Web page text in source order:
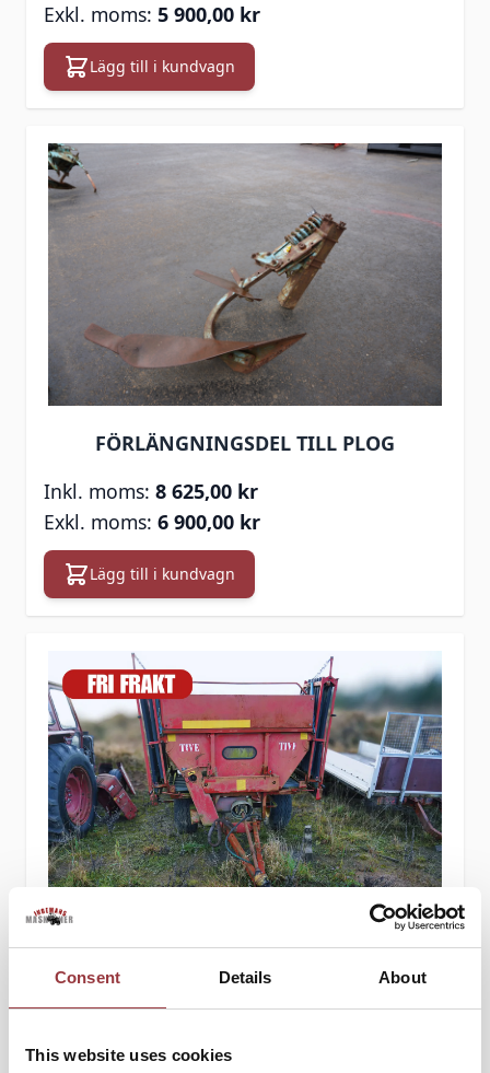
Consent Details About
This website uses cookies
5 900,00 kr
Lägg till i kundvagn
FÖRLÄNGNINGSDEL TILL PLOG
8 625,00 kr
6 900,00 kr
Lägg till i kundvagn
TIVE 2000 JET GÖDSELSPRIDARE